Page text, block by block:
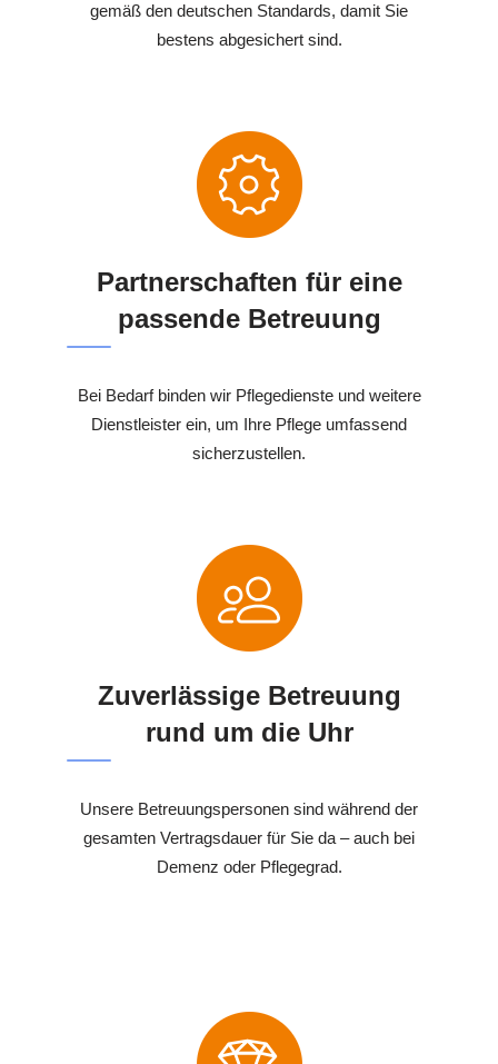
gemäß den deutschen Standards, damit Sie
bestens abgesichert sind.
Partnerschaften für eine
passende Betreuung
Bei Bedarf binden wir Pflegedienste und weitere
Dienstleister ein, um Ihre Pflege umfassend
sicherzustellen.
Zuverlässige Betreuung
rund um die Uhr
Unsere Betreuungspersonen sind während der
gesamten Vertragsdauer für Sie da – auch bei
Demenz oder Pflegegrad.